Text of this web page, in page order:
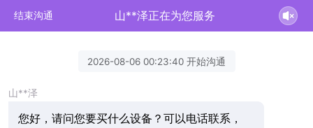
结束沟通 山**泽正在为您服务
2026-08-06 00:23:40 开始沟通
山**泽
您好，请问您要买什么设备？可以电话联系，